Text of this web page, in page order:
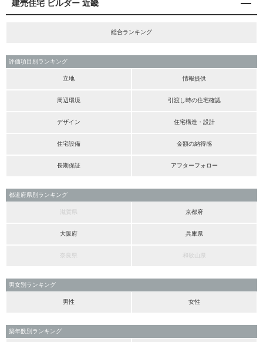
建売住宅 ビルダー 近畿
総合ランキング
評価項目別ランキング
立地 情報提供
周辺環境 引渡し時の住宅確認
デザイン 住宅構造・設計
住宅設備 金額の納得感
長期保証 アフターフォロー
都道府県別ランキング
滋賀県 京都府
大阪府 兵庫県
奈良県 和歌山県
男女別ランキング
男性 女性
築年数別ランキング